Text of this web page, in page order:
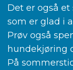
Det er også
som er glad i
Prøv også
hundekjøring
På